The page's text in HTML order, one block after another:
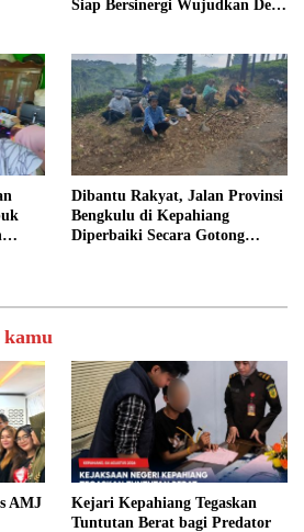
Siap Bersinergi Wujudkan Desa
Dibantu Rakyat, Jalan Provinsi
Bengkulu di Kepahiang
Diperbaiki Secara Gotong
kamu
AMJ
Kejari Kepahiang Tegaskan
Tuntutan Berat bagi Predator